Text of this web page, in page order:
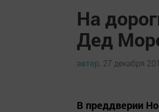
На
Дед
автор, 27 декабря
В преддверии